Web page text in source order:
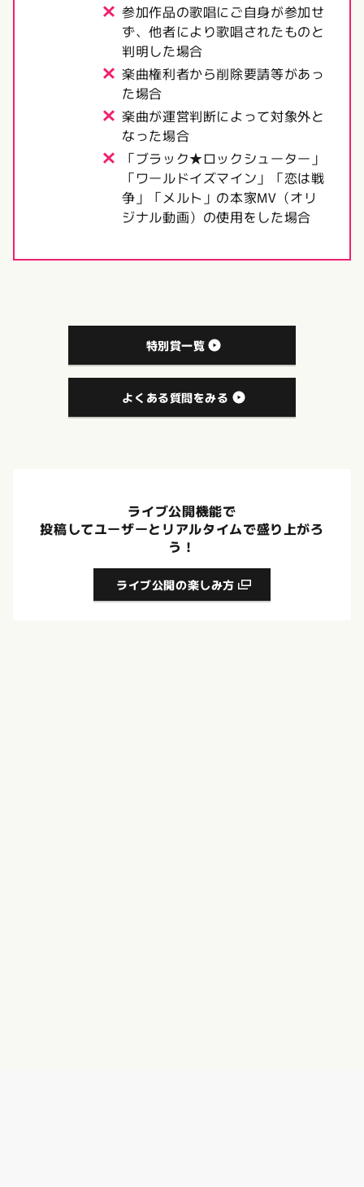
参加作品の歌唱にご自身が参加せ
ず、他者により歌唱されたものと
判明した場合
楽曲権利者から削除要請等があっ
た場合
楽曲が運営判断によって対象外と
なった場合
「ブラック★ロックシューター」
「ワールドイズマイン」「恋は戦
争」「メルト」の本家MV（オリ
ジナル動画）の使用をした場合
特別賞一覧
よくある質問をみる
ライブ公開機能で
投稿してユーザーとリアルタイムで盛り上がろ
う！
ライブ公開の楽しみ方